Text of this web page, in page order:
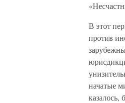
В этот
против
начатые